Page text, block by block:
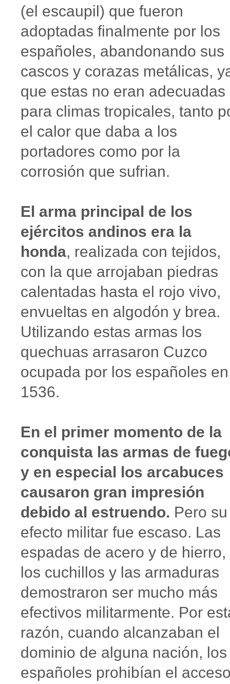
(el escaupil) que fueron
adoptadas finalmente por los
españoles, abandonando sus
cascos y corazas metálicas,
que estas no eran adecuadas
para climas tropicales, tanto
el calor que daba a los
portadores como por la
corrosión que sufrian.
El arma principal de los
ejércitos andinos era la
honda, realizada con tejidos,
con la que arrojaban piedras
calentadas hasta el rojo vivo,
envueltas en algodón y brea.
Utilizando estas armas los
quechuas arrasaron Cuzco
ocupada por los españoles en
1536.
En el primer momento de la
conquista las armas de
y en especial los arcabuces
causaron gran impresión
debido al estruendo. Pero su
efecto militar fue escaso. Las
espadas de acero y de hierro,
los cuchillos y las armaduras
demostraron ser mucho más
efectivos militarmente. Por
razón, cuando alcanzaban el
dominio de alguna nación, los
españoles prohibían el